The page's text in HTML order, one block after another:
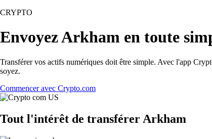
CRYPTO
Envoyez Arkham en toute
Transférer vos actifs numériques doit être simple. Avec l'app
soyez.
Commencer avec Crypto.com
Tout l'intérêt de transférer Arkham